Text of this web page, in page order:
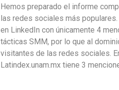
Hemos preparado el informe
las redes sociales más
en LinkedIn con únicamente 4
tácticas SMM, por lo que al
visitantes de las redes sociales.
Latindex.unam.mx tiene 3